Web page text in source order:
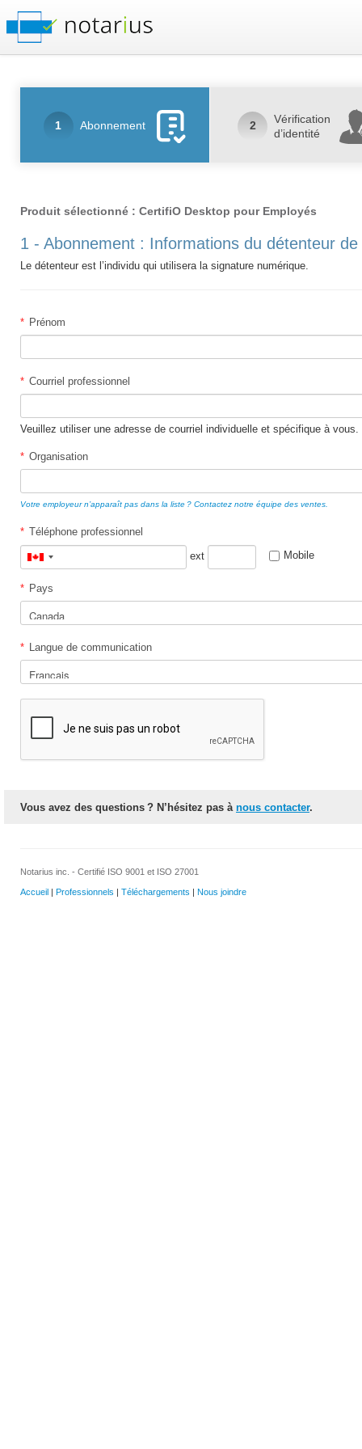
1 Abonnement 2
Vérification
d’identité
Produit sélectionné : CertifiO Desktop pour Employés
1 - Abonnement : Informations du détenteur
Le détenteur est l’individu qui utilisera la signature numérique.
* Prénom
* Courriel professionnel
Veuillez utiliser une adresse de courriel individuelle et spécifique à vous.
* Organisation
Votre employeur n’apparaît pas dans la liste ? Contactez notre équipe des ventes.
* Téléphone professionnel
Canada
ext Mobile
* Pays
* Langue de communication
Vous avez des questions ? N’hésitez pas à nous contacter.
Notarius inc. - Certifié ISO 9001 et ISO 27001
Accueil | Professionnels | Téléchargements | Nous joindre